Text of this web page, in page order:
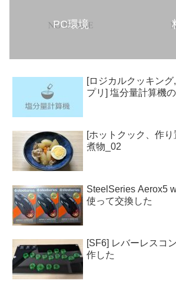
PC環境
[ロジカルクッキン
プリ] 塩分量計算機
[ホットクック、作
煮物_02
SteelSeries Aerox5
使って交換した
[SF6] レバーレスコ
作した